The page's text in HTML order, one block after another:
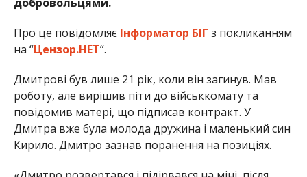
Про це повідомляє Інформатор БІГ з покликанням
на “Цензор.НЕТ“.
Дмитрові був лише 21 рік, коли він загинув. Мав
роботу, але вирішив піти до військкомату та
повідомив матері, що підписав контракт. У
Дмитра вже була молода дружина і маленький син
Кирило. Дмитро зазнав поранення на позиціях.